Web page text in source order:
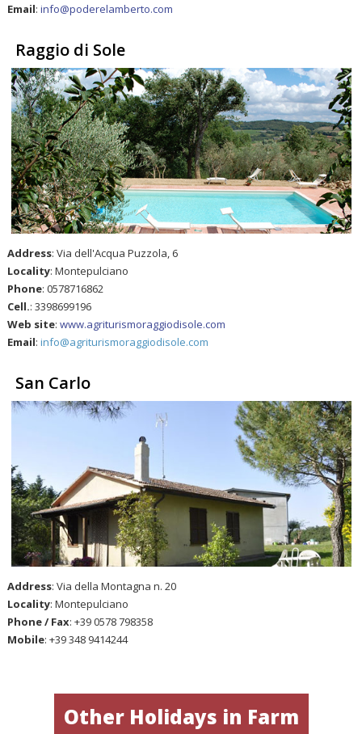
Email:info@poderelamberto.com
Raggio di Sole
Address: Via dell'Acqua Puzzola, 6
Locality: Montepulciano
Phone: 0578716862
Cell.: 3398699196
Web site:www.agriturismoraggiodisole.com
Email:info@agriturismoraggiodisole.com
San Carlo
Address: Via della Montagna n. 20
Locality: Montepulciano
Phone / Fax: +39 0578 798358
Mobile: +39 348 9414244
Other Holidays in Farm